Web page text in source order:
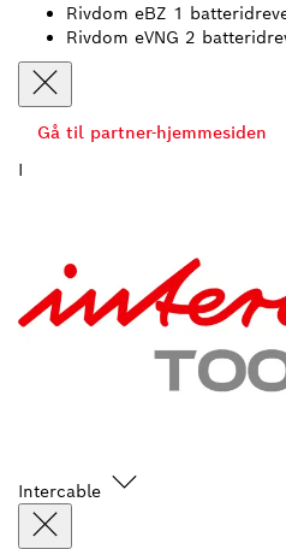
Rivdom eBZ 1
Rivdom eVNG 2
Gå til partner-hjemmesiden
I
Intercable